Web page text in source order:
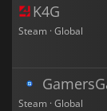
K4G
Steam · Global
Steam · Global